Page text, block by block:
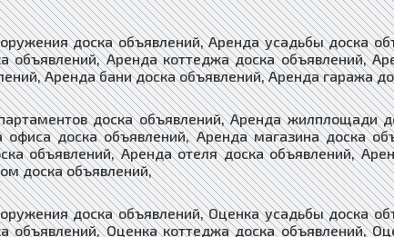
доска объявлений, Аренда усадьбы доска
Аренда коттеджа доска объявлений,
Аренда бани доска объявлений, Аренда гаража
доска объявлений, Аренда жилплощади
доска объявлений, Аренда магазина доска
объявлений, Аренда отеля доска объявлений,
доска объявлений,
доска объявлений, Оценка усадьбы доска
Оценка коттеджа доска объявлений,